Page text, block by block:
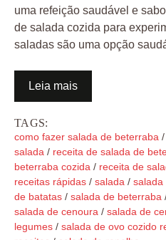
uma refeição saudável e
de salada cozida para
saladas são uma opção
Leia mais
TAGS:
como fazer salada de beterraba /
salada / receita de salada de
beterraba cozida / receita de
receitas rápidas / salada / salada
de batatas / salada de beterraba
salada de cenoura / salada de
legumes / salada de ovo cozido